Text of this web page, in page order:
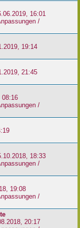
16:01
/
19:14
21:45
08:16
/
18:33
/
19:08
/
20:17